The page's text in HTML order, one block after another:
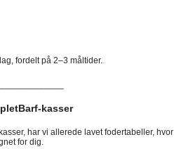
fordelt på 2–3 måltider.
kasser
har vi allerede lavet fodertabeller, hvor
for dig.